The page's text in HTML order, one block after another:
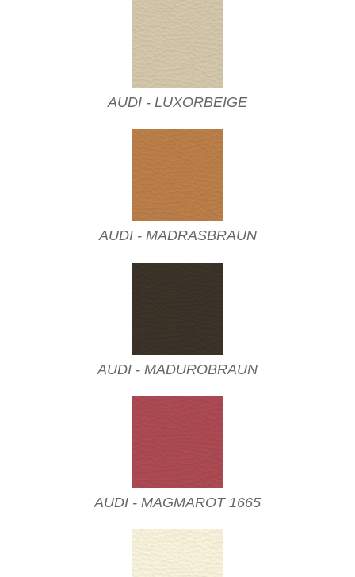
AUDI - LUXORBEIGE
AUDI - MADRASBRAUN
AUDI - MADUROBRAUN
AUDI - MAGMAROT 1665